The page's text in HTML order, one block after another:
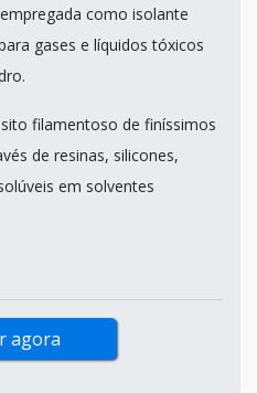
como isolante
gases e líquidos tóxicos
filamentoso de finíssimos
de resinas, silicones,
em solventes
agora